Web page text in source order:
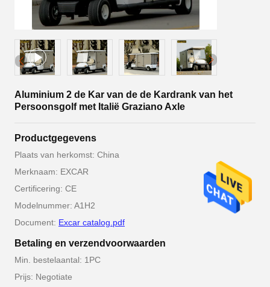
Aluminium 2 de Kar van de de Kardrank van het
Persoonsgolf met Italië Graziano Axle
Productgegevens
Plaats van herkomst: China
Merknaam: EXCAR
Certificering: CE
Modelnummer: A1H2
Document: Excar catalog.pdf
Betaling en verzendvoorwaarden
Min. bestelaantal: 1PC
Prijs: Negotiate